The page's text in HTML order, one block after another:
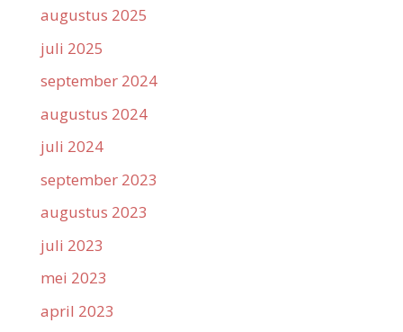
augustus 2025
juli 2025
september 2024
augustus 2024
juli 2024
september 2023
augustus 2023
juli 2023
mei 2023
april 2023